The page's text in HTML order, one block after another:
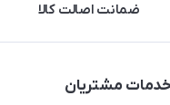
ضمانت اصالت کالا
مشتریان